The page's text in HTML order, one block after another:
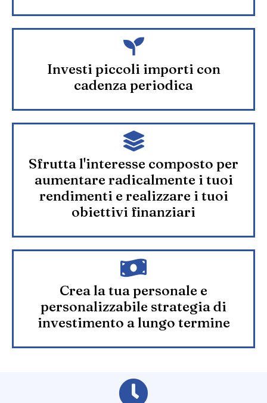
Investi piccoli importi con
cadenza periodica
Sfrutta l'interesse composto per
aumentare radicalmente i tuoi
rendimenti e realizzare i tuoi
obiettivi finanziari
Crea la tua personale e
personalizzabile strategia di
investimento a lungo termine